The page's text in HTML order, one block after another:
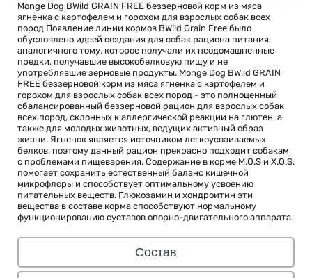
Monge Dog BWild GRAIN FREE беззерновой корм из мяса
ягненка с картофелем и горохом для взрослых собак всех
пород Появление линии кормов BWild Grain Free было
обусловлено идеей создания для собак рациона питания,
аналогичного тому, которое получали их неодомашненные
предки, получавшие высокобелковую пищу и не
употреблявшие зерновые продукты. Monge Dog BWild GRAIN
FREE беззерновой корм из мяса ягненка с картофелем и
горохом для взрослых собак всех пород - это полноценный
сбалансированный беззерновой рацион для взрослых собак
всех пород, склонных к аллергической реакции на глютен, а
также для молодых животных, ведущих активный образ
жизни. Ягненок является источником легкоусваиваемых
белков, поэтому данный рацион прекрасно подходит собакам
с проблемами пищеварения. Содержание в корме М.О.S и X.O.S.
помогает сохранить естественный баланс кишечной
микрофлоры и способствует оптимальному усвоению
питательных веществ. Глюкозамин и хондроитин эти
вещества в составе корма способствуют нормальному
функционированию суставов опорно-двигательного аппарата.
Состав